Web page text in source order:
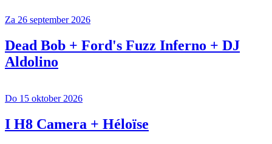
Za 26 september 2026
Dead Bob + Ford's Fuzz Inferno + DJ
Aldolino
Do 15 oktober 2026
I H8 Camera + Héloïse